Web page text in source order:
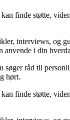
finde støtte,
interviews, og
anvende i din
søger råd til
hørt.
finde støtte,